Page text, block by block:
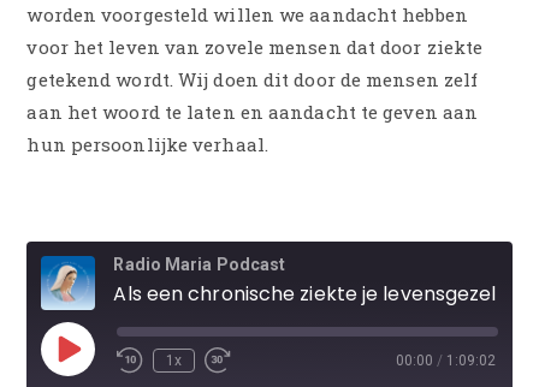
worden voorgesteld willen we aandacht hebben
voor het leven van zovele mensen dat door ziekte
getekend wordt. Wij doen dit door de mensen zelf
aan het woord te laten en aandacht te geven aan
hun persoonlijke verhaal.
Radio Maria Podcast
1x 00:00 / 1:09:02